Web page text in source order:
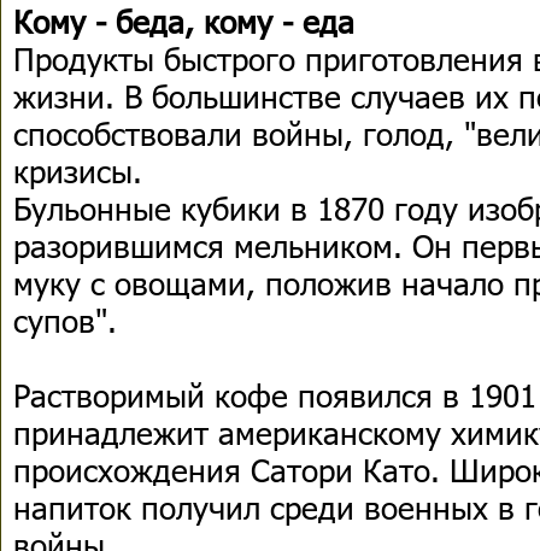
Кому - беда, кому - еда
Продукты быстрого
жизни. В большинстве случаев их
способствовали войны, голод,
кризисы.
Бульонные кубики в 1870 году
разорившимся мельником. Он
муку с овощами, положив начало
супов".
Растворимый кофе появился в
принадлежит американскому
происхождения Сатори Като.
напиток получил среди военных в